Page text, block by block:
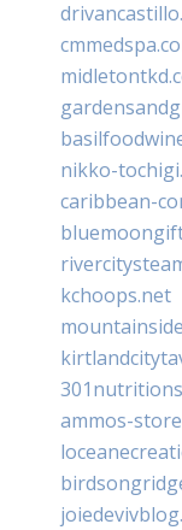
nikko-
caribbean-
kchoops.net
ammos-